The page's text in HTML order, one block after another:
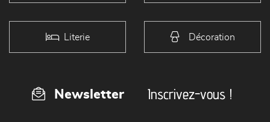
Literie Décoration
Newsletter Inscrivez-vous !